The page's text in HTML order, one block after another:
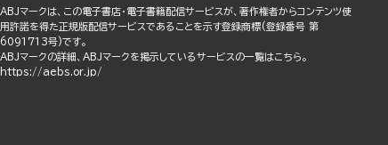
ABJマークは、この電子書店・電子書籍配信サービスが、著作権者からコンテンツ使
用許諾を得た正規版配信サービスであることを示す登録商標(登録番号 第
6091713号)です。
ABJマークの詳細、ABJマークを掲示しているサービスの一覧はこちら。
https://aebs.or.jp/